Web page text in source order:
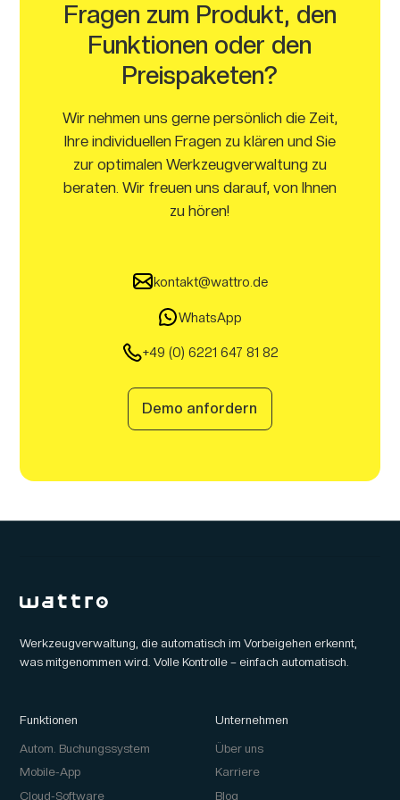
Fragen zum Produkt, den
Funktionen oder den
Preispaketen?
Wir nehmen uns gerne persönlich die Zeit,
Ihre individuellen Fragen zu klären und Sie
zur optimalen Werkzeugverwaltung zu
beraten. Wir freuen uns darauf, von Ihnen
zu hören!
kontakt@wattro.de
WhatsApp
+49 (0) 6221 647 81 82
Demo anfordern
Werkzeugverwaltung, die automatisch im Vorbeigehen erkennt,
was mitgenommen wird. Volle Kontrolle – einfach automatisch.
Funktionen
Autom. Buchungssystem
Mobile-App
Cloud-Software
Unternehmen
Über uns
Karriere
Blog